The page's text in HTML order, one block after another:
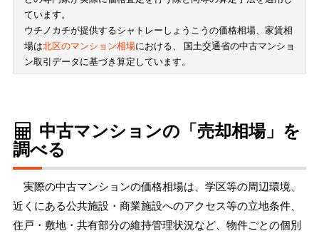
ています。
ウチノカチが提供するシャトレーしょうこうの価格相場、家賃相
場は北区のマンション相場における、 国土交通省の中古マンショ
ン取引データに基づき算定しています。
中古マンションの「売却相場」を
調べる
実際の中古マンションの価格相場は、学区等の周辺環境、
近くにある公共施設・商業施設へのアクセス等の立地条件、
住戸・敷地・共有部分の維持管理状況など、物件ごとの個別